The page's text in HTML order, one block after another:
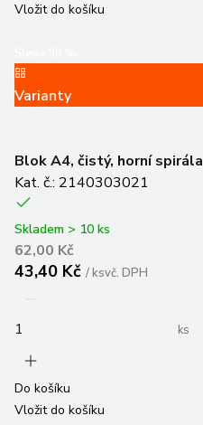
Vložit do košíku
Varianty
Blok A4, čistý, horní spirála
Kat. č.: 2140303021
Skladem > 10 ks
62,00 Kč
43,40 Kč /ksvč. DPH
ks
Do košíku
Vložit do košíku